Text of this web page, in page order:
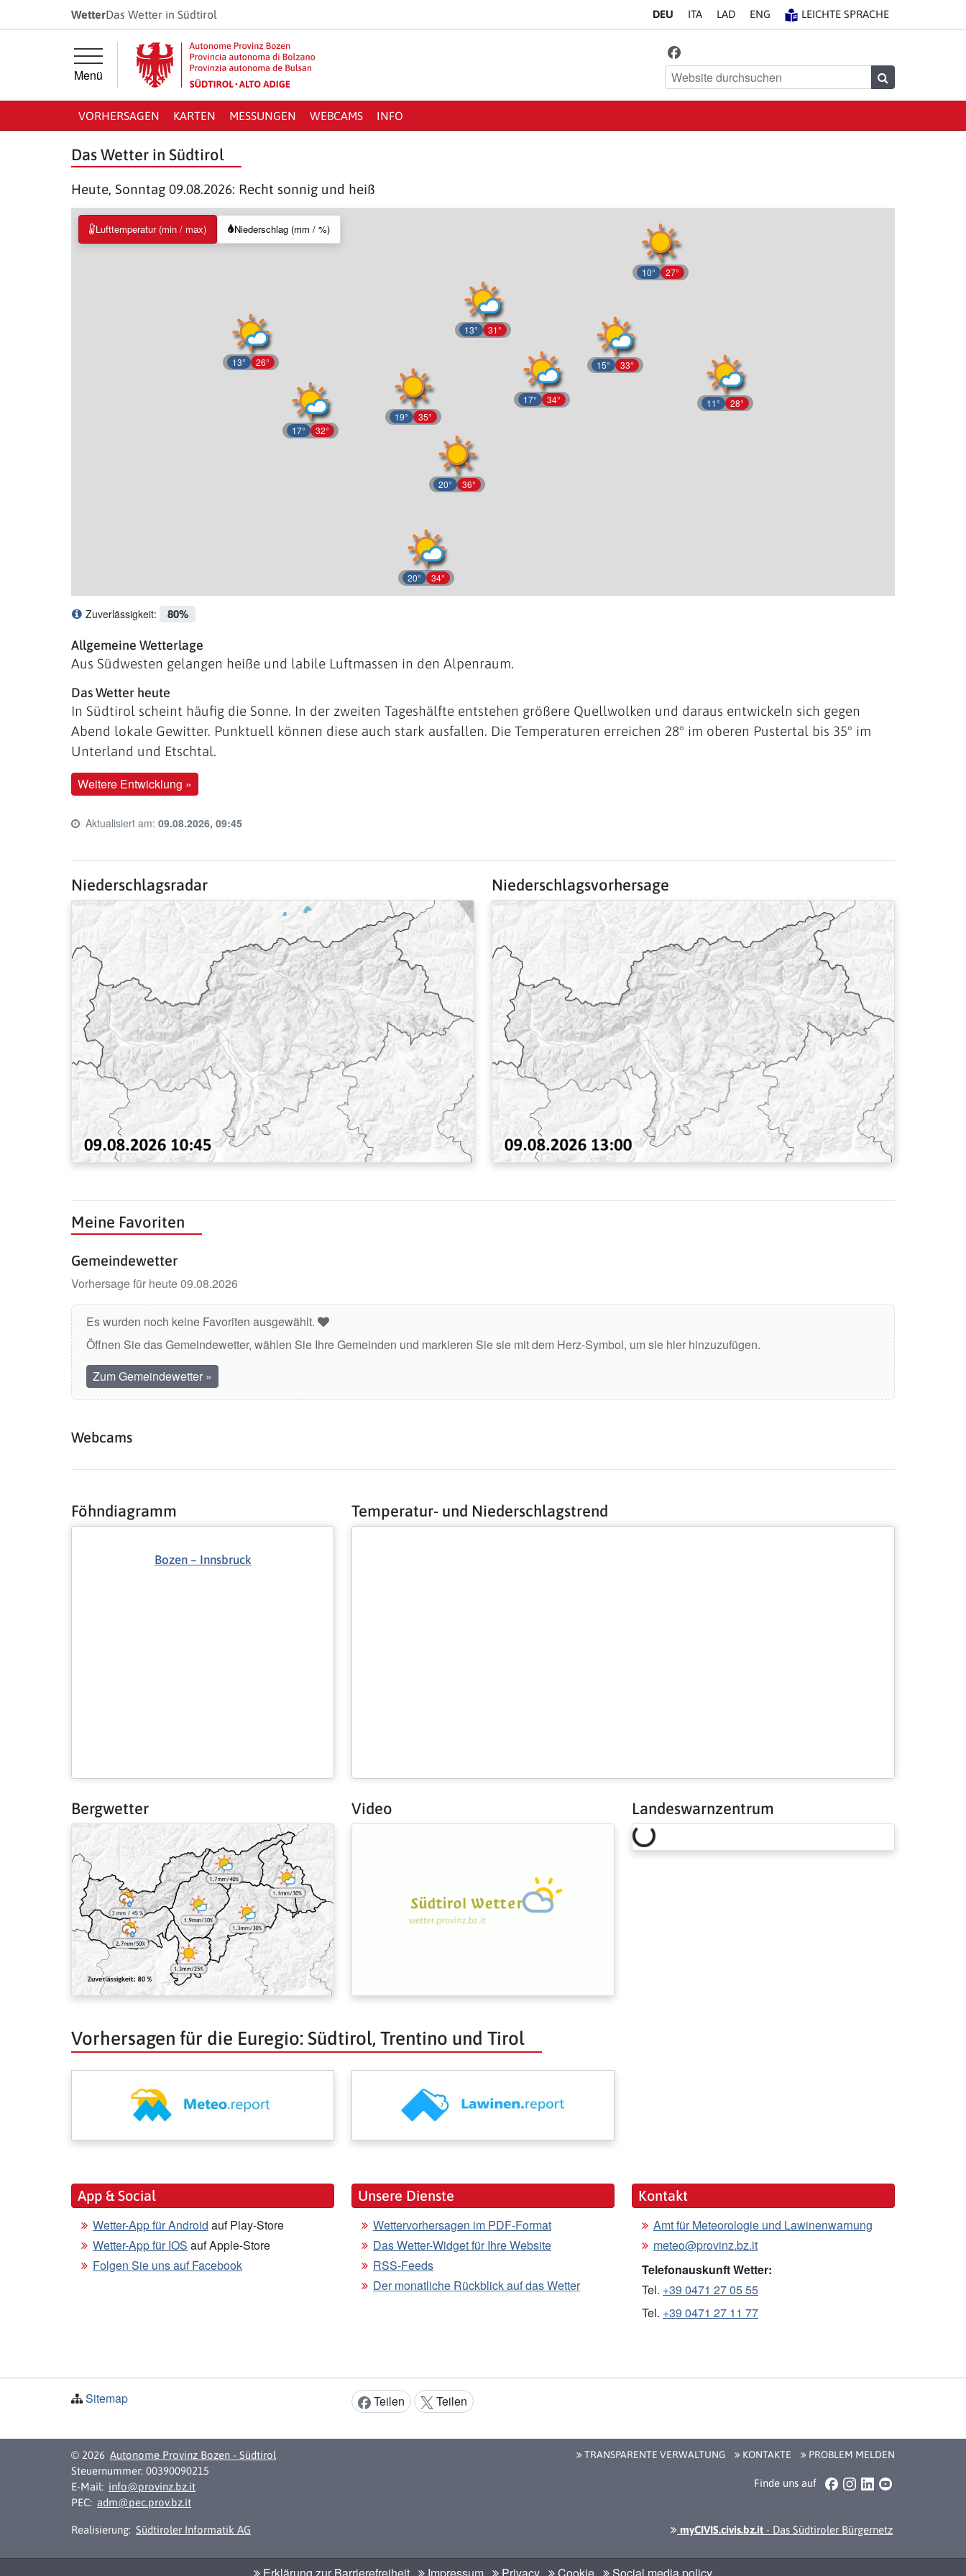
Springe direkt zur Hauptnavigation
Springe direkt zum Inhalt
WetterDas Wetter in Südtirol DEU ITA LAD ENG LEICHTE SPRACHE
Menü
Finde uns auf
Facebook
Website durchsuchen
VORHERSAGEN KARTEN MESSUNGEN WEBCAMS INFO
Das Wetter in Südtirol
Heute, Sonntag 09.08.2026: Recht sonnig und heiß
17° 32°
13° 31°
19° 35°
20° 36°
11° 28°
13° 26°
20° 34°
17° 34°
15° 33°
10° 27°
Lufttemperatur (min / max) Niederschlag (mm / %)
Zuverlässigkeit: 80%
Allgemeine Wetterlage
Aus Südwesten gelangen heiße und labile Luftmassen in den Alpenraum.
Das Wetter heute
In Südtirol scheint häufig die Sonne. In der zweiten Tageshälfte entstehen größere Quellwolken und daraus entwickeln sich gegen
Abend lokale Gewitter. Punktuell können diese auch stark ausfallen. Die Temperaturen erreichen 28° im oberen Pustertal bis 35° im
Unterland und Etschtal.
Weitere Entwicklung »
Last update time:
Aktualisiert am: 09.08.2026, 09:45
Niederschlagsradar Niederschlagsvorhersage
Meine Favoriten
Gemeindewetter
Vorhersage für heute 09.08.2026
Es wurden noch keine Favoriten ausgewählt.
Öffnen Sie das Gemeindewetter, wählen Sie Ihre Gemeinden und markieren Sie sie mit dem Herz-Symbol, um sie hier hinzuzufügen.
Zum Gemeindewetter »
Webcams
Föhndiagramm
Bozen – Innsbruck
Temperatur- und Niederschlagstrend
Bergwetter Video Landeswarnzentrum
Loading risk overview…
Vorhersagen für die Euregio: Südtirol, Trentino und Tirol
App & Social
Wetter-App für Android auf Play-Store
Wetter-App für IOS auf Apple-Store
Folgen Sie uns auf Facebook
Unsere Dienste
Wettervorhersagen im PDF-Format
Das Wetter-Widget für Ihre Website
RSS-Feeds
Der monatliche Rückblick auf das Wetter
Kontakt
Amt für Meteorologie und Lawinenwarnung
meteo@provinz.bz.it
Telefonauskunft Wetter:
Tel. +39 0471 27 05 55
Tel. +39 0471 27 11 77
Sitemap
Inhalt teilen:
Teilen Teilen
© 2026 Autonome Provinz Bozen - Südtirol
Steuernummer: 00390090215
E-Mail: info@provinz.bz.it
PEC: adm@pec.prov.bz.it
Realisierung: Südtiroler Informatik AG
TRANSPARENTE VERWALTUNG KONTAKTE PROBLEM MELDEN
Finde uns auf Facebook
Instagram
LinkedInYouTube
myCIVIS.civis.bz.it - Das Südtiroler Bürgernetz